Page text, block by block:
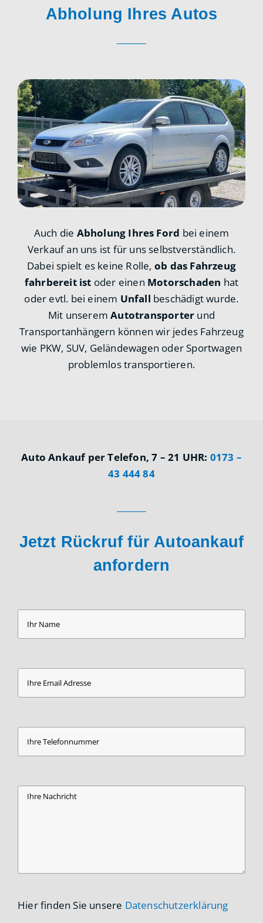
Abholung Ihres Autos
Auch die Abholung Ihres Ford bei einem
Verkauf an uns ist für uns selbstverständlich.
Dabei spielt es keine Rolle, ob das Fahrzeug
fahrbereit ist oder einen Motorschaden hat
oder evtl. bei einem Unfall beschädigt wurde.
Mit unseremAutotransporter und
Transportanhängern können wir jedes Fahrzeug
wie PKW, SUV, Geländewagen oder Sportwagen
problemlos transportieren.
Auto Ankauf per Telefon, 7 – 21 UHR: 0173 –
43 444 84
Jetzt Rückruf für Autoankauf
anfordern
Hier finden Sie unsere Datenschutzerklärung